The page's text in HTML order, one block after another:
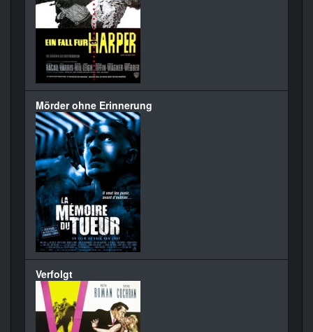
Mörder ohne Erinnerung
Verfolgt